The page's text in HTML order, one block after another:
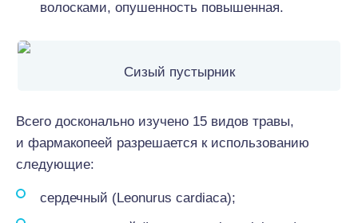
волосками, опушенность повышенная.
Сизый пустырник
Всего досконально изучено 15 видов травы,
и фармакопеей разрешается к использованию
следующие:
сердечный (Leonurus cardiaca);